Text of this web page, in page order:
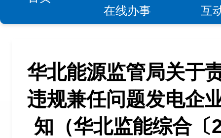
在线办事
互
华北能源监管局关于
违规兼任问题发电企
知（华北监能综合〔